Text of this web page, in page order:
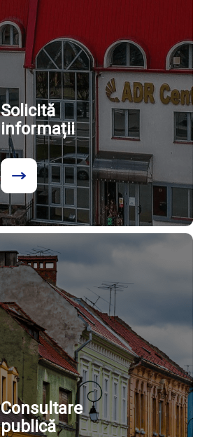
Solicită
informații
Consultare
publică